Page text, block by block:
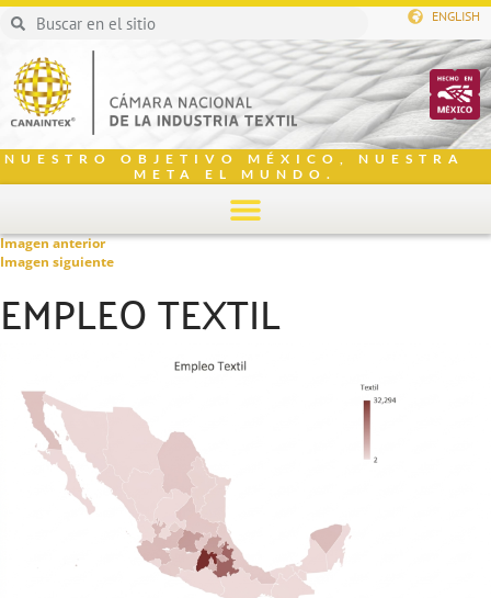
ENGLISH
NUESTRO OBJETIVO MÉXICO, NUESTRA
META EL MUNDO.
Imagen anterior
Imagen siguiente
EMPLEO TEXTIL